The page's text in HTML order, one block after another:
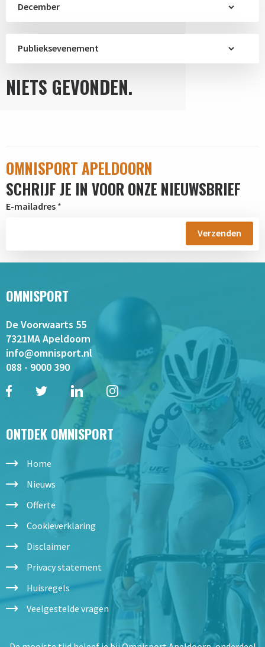
December
Publieksevenement
NIETS GEVONDEN.
OMNISPORT APELDOORN
SCHRIJF JE IN VOOR ONZE NIEUWSBRIEF
E-mailadres *
OMNISPORT
De Voorwaarts 55
7321MA Apeldoorn
info@omnisport.nl
088 - 9000 390
ONTDEK OMNISPORT
Home
Nieuws
Offerte
Cookieverklaring
Disclaimer
Privacy statement
Huisregels
Veelgestelde vragen